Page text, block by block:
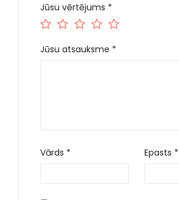
Jūsu vērtējums *
Jūsu atsauksme *
Vārds * Epasts *